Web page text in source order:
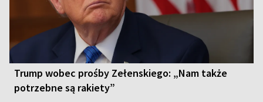
Trump wobec prośby Zełenskiego: „Nam także
potrzebne są rakiety”